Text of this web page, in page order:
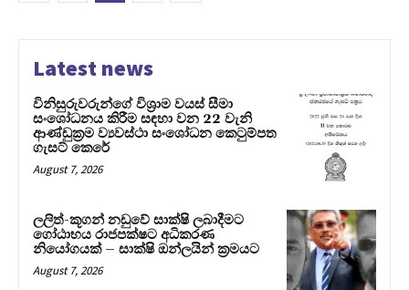
Latest news
විනිසුරුවරුන්ගේ විශ්‍රාම වයස් සීමා
සංශෝධනය කිරීම සඳහා වන 22 වැනි
ආණ්ඩුක්‍රම ව්‍යවස්ථා සංශෝධන කෙටුම්පත
ගැසට් කෙරේ
August 7, 2026
ලලිත්-කූගන් නඩුවේ සාක්ෂි ලබාදීමට
ගෝඨාභය රාජපක්ෂට අධිකරණ
නියෝගයක් – සාක්ෂි ඔන්ලයින් ක්‍රමයට
August 7, 2026